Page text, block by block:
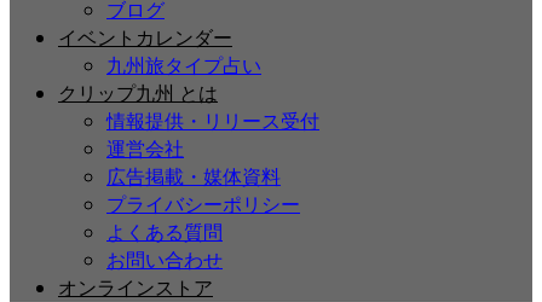
ブログ
イベントカレンダー
九州旅タイプ占い
クリップ九州 とは
情報提供・リリース受付
運営会社
広告掲載・媒体資料
プライバシーポリシー
よくある質問
お問い合わせ
オンラインストア